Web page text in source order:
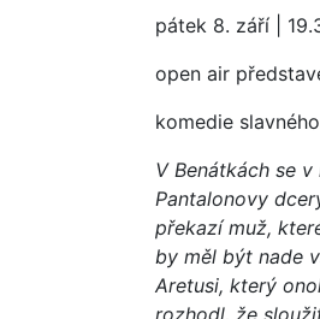
pátek 8. září |
open air
komedie
V Benátkách se
Pantalonovy
překazí muž,
by měl být nade
Aretusi, který
rozhodl, že